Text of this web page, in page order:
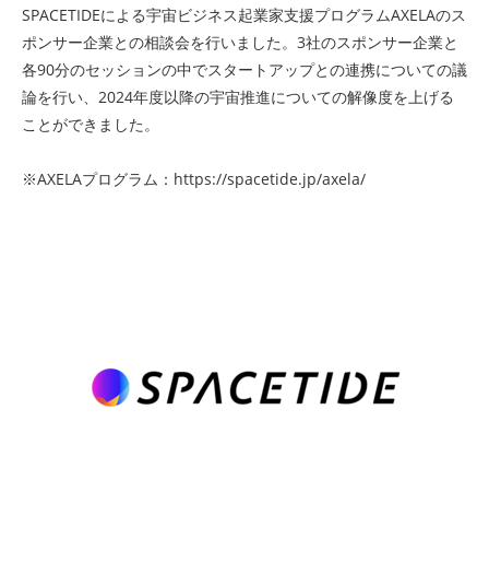
SPACETIDEによる宇宙ビジネス起業家支援プログラムAXELAのス
ポンサー企業との相談会を行いました。3社のスポンサー企業と
各90分のセッションの中でスタートアップとの連携についての議
論を行い、2024年度以降の宇宙推進についての解像度を上げる
ことができました。
※AXELAプログラム： https://spacetide.jp/axela/